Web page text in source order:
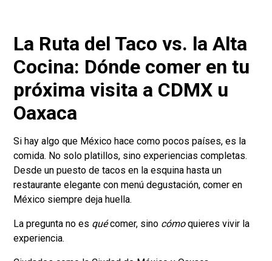
La Ruta del Taco vs. la Alta
Cocina: Dónde comer en tu
próxima visita a CDMX u
Oaxaca
Si hay algo que México hace como pocos países, es la
comida. No solo platillos, sino experiencias completas.
Desde un puesto de tacos en la esquina hasta un
restaurante elegante con menú degustación, comer en
México siempre deja huella.
La pregunta no es quécomer, sino cómoquieres vivir la
experiencia.